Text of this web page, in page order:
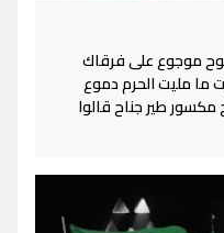
موجوع على فرقاك
ما مليت الحرم دموع
طير جناح قالوا